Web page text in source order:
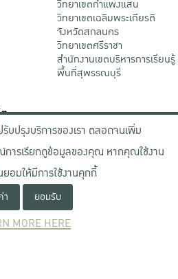
วิทยาเขตกําแพงแสน
วิทยาเขตเฉลิมพระเกียรติ
จังหวัดสกลนคร
วิทยาเขตศรีราชา
สำนักงานเขตบริหารการเรียนรู้
พื้นที่สุพรรณบุรี
NEWCOMER
รับปรุงบริการของเรา ตลอดจนเพิ่ม
การเรียกดูข้อมูลของคุณ หากคุณใช้งาน
อมให้มีการใช้งานคุกกี้
า ยอมรับ
MORE HERE